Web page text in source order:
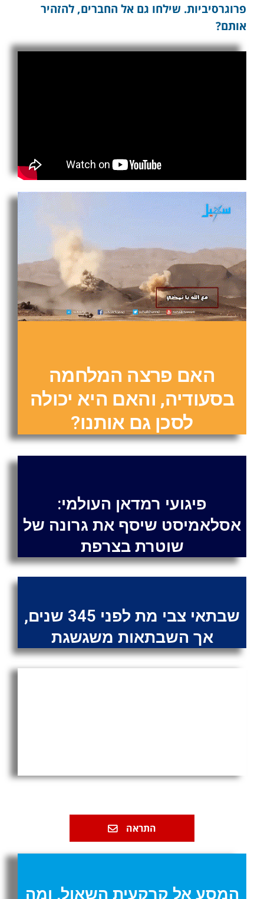
פרוגרסיביות. שילחו גם אל החברים, להזהיר
אותם?
האם פרצה המלחמה
בסעודיה, והאם היא יכולה
לסכן גם אותנו?
פיגועי רמדאן העולמי:
אסלאמיסט שיסף את גרונה של
שוטרת בצרפת
שבתאי צבי מת לפני 345 שנים,
אך השבתאות משגשגת
התראה
המסע אל קרקעית השאול, ומה